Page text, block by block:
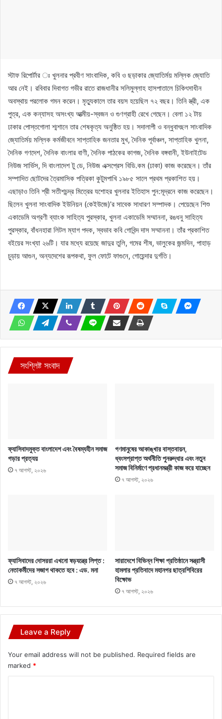
স্টাফ রিপোর্টার ঃ খুলনার প্রবীণ সাংবাদিক, কবি ও ছড়াকার জ্যোতির্ময় মল্লিক জ্যোতি
আর নেই। রবিবার দিবাগত গভীর রাতে রাজধানীর সলিমুল্লাহ হাসপাতালে চিকিৎসাধীন
অবস্থায় পরলোক গমন করেন। মৃত্যুকালে তার বয়স হয়েছিল ৭২ বছর। তিনি স্ত্রী, এক
পুত্র, এক কন্যাসহ অসংখ্য আত্মীয়-স্বজন ও গুণগ্রাহী রেখে গেছেন। বেলা ১২ টায়
ঢাকার পোস্তগোলা শ্মশানে তার শেষকৃত্য অনুষ্ঠিত হয়। সদালাপী ও বন্ধুবাৎছল সাংবাদিক
জ্যোতির্ময় মল্লিক কর্মজীবনে সাপ্তাহিক জনতার মুখ, দৈনিক পূর্বাঞ্চল, সাপ্তাহিক খুলনা,
দৈনিক গণদেশ, দৈনিক বাংলার বাণী, দৈনিক পাঠকের কাগজ, দৈনিক বঙ্গবানী, ইউনাইটেড
নিউজ সার্ভিস, দি বাংলাদেশ টু ডে, নিউজ এক্সপ্রেস বিডি.কম (ঢাকা) কাজ করেছেন। তাঁর
সম্পাদিত ছোটদের ত্রৈমাসিক পত্রিকা কুটুমপাখি ১৯৮৫ সালে প্রথম প্রকাশিত হয়।
এছাড়াও তিনি শ্রী সতীশচন্দ্র মিত্রের যশোহর খুলনার ইতিহাস পুন:মূদ্রনে কাজ করেছেন।
ছিলেন খুলনা সাংবাদিক ইউনিয়ন (কেইউজে)’র সাবেক সাধারণ সম্পাদক। পেয়েছেন শিশু
একাডেমি অগ্রণী ব্যাংক সাহিত্য পুরস্কার, খুলনা একাডেমি সম্মাননা, রঙধনু সাহিত্য
পুরস্কার, বাঁধনহারা লিটল ম্যাগ পদক, স্বভাব কবি গোবিন্দ দাস সম্মাননা। তাঁর প্রকাশিত
বইয়ের সংখ্যা ২৬টি। যার মধ্যে রয়েছে জাদুর তুলি, গমের শীষ, ভালুকের জন্মদিন, পাহাড়
চুড়ায় আগুন, অন্যদেশের রূপকথা, ফুল ফোটে ফাগুনে, গোয়েন্দার দুর্গতি।
সংশ্লিষ্ট সংবাদ
ফ্যাসিবাদমুক্ত বাংলাদেশ এবং বৈষম্যহীন সমাজ
গড়ার প্রত্যয়
৭ আগস্ট, ২০২৬
গণমানুষের আকাঙ্খার বাস্তবায়ন,
ধ্বংসপ্রাপ্ত অর্থনীতি পুনরুদ্ধার এবং নতুন
সমাজ বিনির্মাণে প্রধানমন্ত্রী কাজ করে যাচ্ছেন
৭ আগস্ট, ২০২৬
ফ্যাসিবাদের দোসররা এখনো ষড়যন্ত্রে লিপ্ত :
নেতাকর্মীদের সজাগ থাকতে হবে : এড. মনা
৭ আগস্ট, ২০২৬
সারাদেশে বিভিন্ন শিক্ষা প্রতিষ্ঠানে সন্ত্রাসী
হামলার প্রতিবাদে মহানগর ছাত্রশিবিরের
বিক্ষোভ
৭ আগস্ট, ২০২৬
Leave a Reply
Your email address will not be published. Required fields are
marked *